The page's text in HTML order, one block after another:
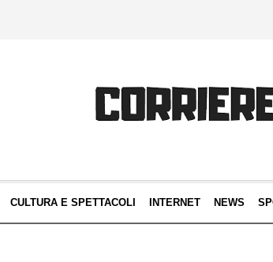
CULTURA E SPETTACOLI INTERNET NEWS